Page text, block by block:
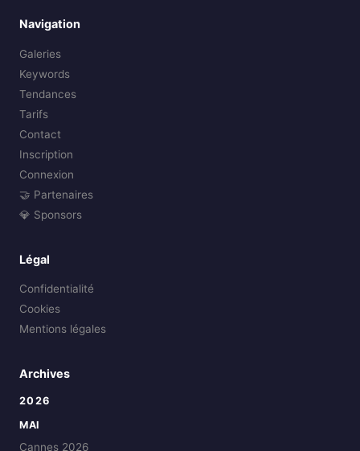
Navigation
Galeries
Keywords
Tendances
Tarifs
Contact
Inscription
Connexion
🤝 Partenaires
💎 Sponsors
Légal
Confidentialité
Cookies
Mentions légales
Archives
2026
MAI
Cannes 2026